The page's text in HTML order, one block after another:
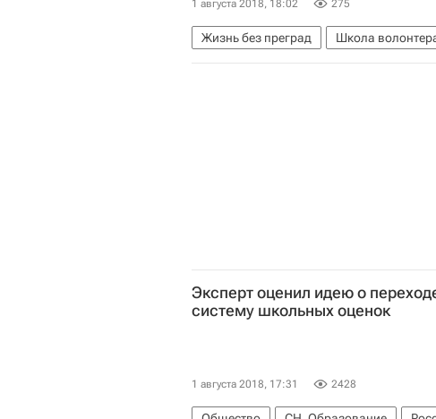
1 августа 2018, 18:02 275
Жизнь без преград Школа
Волонтерство в России
Эксперт оценил идею о
систему школьных оценок
1 августа 2018, 17:31 2428